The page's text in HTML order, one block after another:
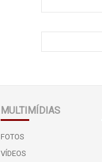
MULTIMÍDIAS
FOTOS
VÍDEOS